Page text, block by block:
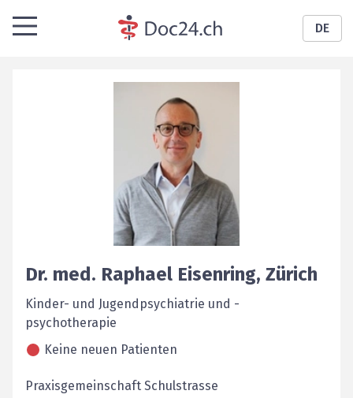
DE
Dr. med. Raphael Eisenring, Zürich
Kinder- und Jugendpsychiatrie und -
psychotherapie
Keine neuen Patienten
Praxisgemeinschaft Schulstrasse